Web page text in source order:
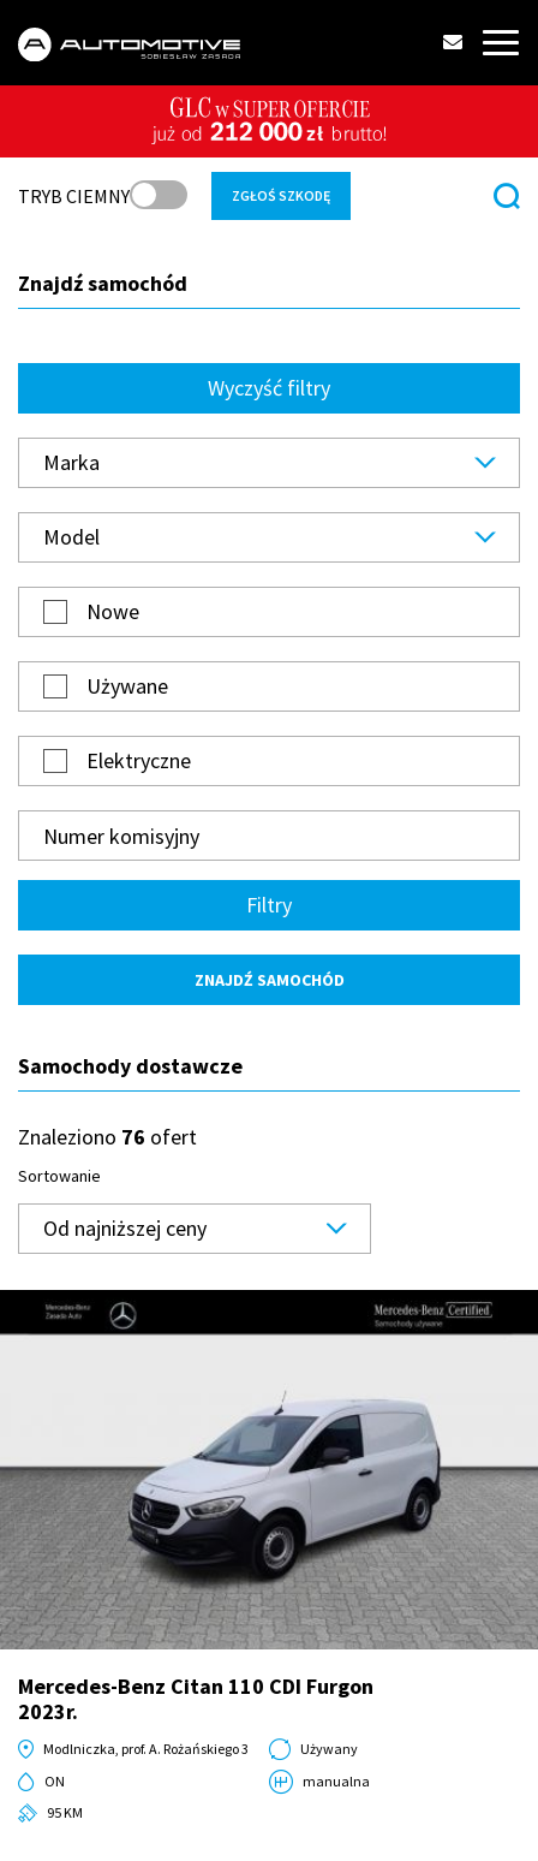
TRYB CIEMNY ZGŁOŚ SZKODĘ
Znajdź samochód
Wyczyść filtry
Marka
Model
Nowe
Używane
Elektryczne
Filtry
Samochody dostawcze
Znaleziono 76 ofert
Sortowanie
Od najniższej ceny
Mercedes-Benz Citan 110 CDI Furgon
2023r.
Modlniczka, prof. A. Rożańskiego 3
Używany
ON
manualna
95 KM